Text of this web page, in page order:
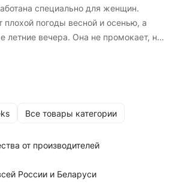
специально для женщин.
плохой погоды весной и осенью, а
летние вечера. Она не промокает, не
высокой воздухопроницаемости
уровень комфорта. Универсальный
города и отдыха на природе.
Все товары категории
от производителей
России и Беларуси